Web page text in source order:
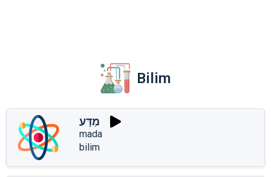
Bilim
מַדָּע
mada
bilim